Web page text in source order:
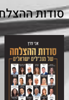
סודות